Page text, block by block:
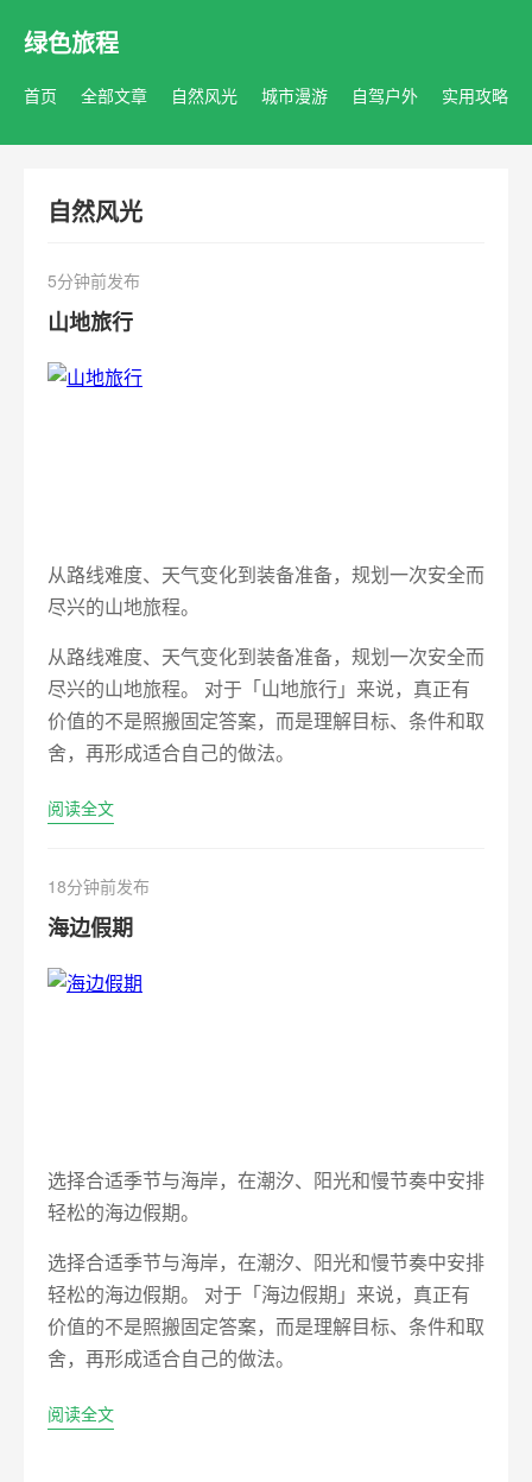
绿色旅程
首页 全部文章 自然风光 城市漫游 自驾户外 实用攻略
自然风光
5分钟前发布
山地旅行
从路线难度、天气变化到装备准备，规划一次安全而
尽兴的山地旅程。
从路线难度、天气变化到装备准备，规划一次安全而
尽兴的山地旅程。 对于「山地旅行」来说，真正有
价值的不是照搬固定答案，而是理解目标、条件和取
舍，再形成适合自己的做法。
阅读全文
18分钟前发布
海边假期
选择合适季节与海岸，在潮汐、阳光和慢节奏中安排
轻松的海边假期。
选择合适季节与海岸，在潮汐、阳光和慢节奏中安排
轻松的海边假期。 对于「海边假期」来说，真正有
价值的不是照搬固定答案，而是理解目标、条件和取
舍，再形成适合自己的做法。
阅读全文